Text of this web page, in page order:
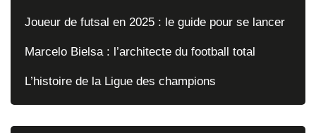
Joueur de futsal en 2025 : le guide pour se lancer
Marcelo Bielsa : l’architecte du football total
L’histoire de la Ligue des champions